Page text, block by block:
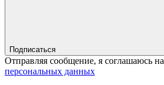
Подписаться
Отправляя сообщение, я соглашаюсь на
персональных данных